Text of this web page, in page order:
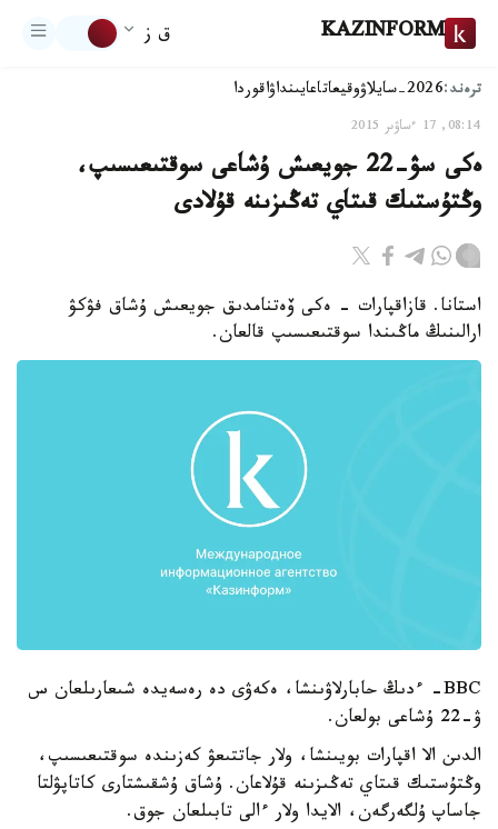
KAZINFORM ق ز
ترەند:2026-سايلاۋ وقيعاتاعايىنداۋاقوردا
08:14, 17 ءساۋىر 2015
ەكى سۋ-22 جويعىش ۇشاعى سوقتىعىسىپ،
وڭتۇستىك قىتاي تەڭىزىنە قۇلادى
استانا. قازاقپارات - ەكى ۆەتنامدىق جويعىش ۇشاق فۋكۋ
ارالىنىڭ ماڭىندا سوقتىعىسىپ قالعان.
BBC- ءدىڭ حابارلاۋىنشا، ەكەۋى دە رەسەيدە شىعارىلعان س
ۋ-22 ۇشاعى بولعان.
الدىن الا اقپارات بويىنشا، ولار جاتتىعۋ كەزىندە سوقتىعىسىپ،
وڭتۇستىك قىتاي تەڭىزىنە قۇلاعان. ۇشاق ۇشقىشتارى كاتاپۋلتا
جاساپ ۇلگەرگەن، الايدا ولار ءالى تابىلعان جوق.